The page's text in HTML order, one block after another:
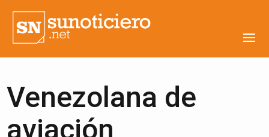
Venezolana de
aviación